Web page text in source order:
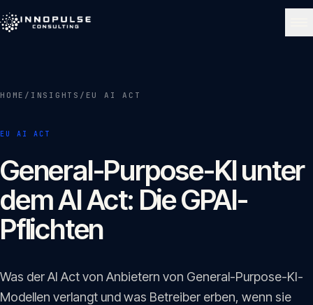
Über uns 02
Leistungen
Portfolio 04
HOME / INSIGHTS / EU AI ACT
EU AI ACT
General-Purpose-KI unter
dem AI Act: Die GPAI-
Pflichten
Was der AI Act von Anbietern von General-Purpose-KI-
Modellen verlangt und was Betreiber erben, wenn sie